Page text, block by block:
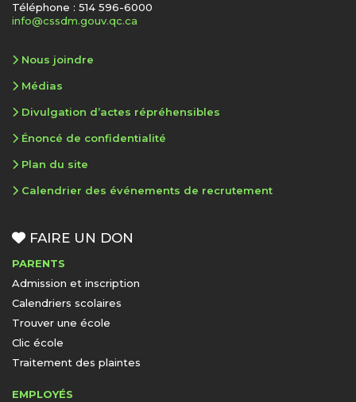
Téléphone : 514 596-6000
info@cssdm.gouv.qc.ca
Nous joindre
Médias
Divulgation d’actes répréhensibles
Énoncé de confidentialité
Plan du site
Calendrier des événements de recrutement
FAIRE UN DON
PARENTS
Admission et inscription
Calendriers scolaires
Trouver une école
Clic école
Traitement des plaintes
EMPLOYÉS